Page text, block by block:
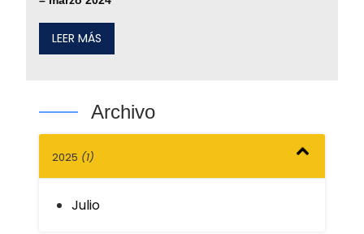
LEER MÁS
Archivo
2025 (1)
Julio